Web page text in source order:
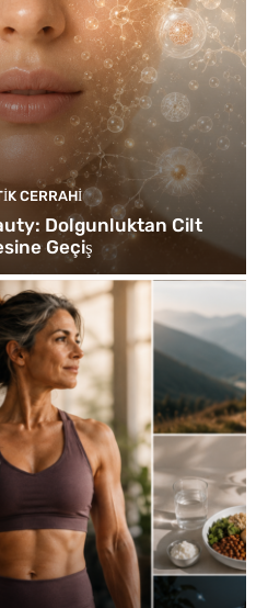
CERRAHI
Dolgunluktan Cilt
Geçiş